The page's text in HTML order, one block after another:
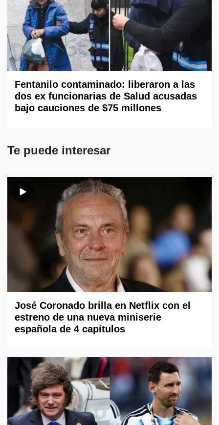
Fentanilo contaminado: liberaron a las
dos ex funcionarias de Salud acusadas
bajo cauciones de $75 millones
Te puede interesar
José Coronado brilla en Netflix con el
estreno de una nueva miniserie
española de 4 capítulos